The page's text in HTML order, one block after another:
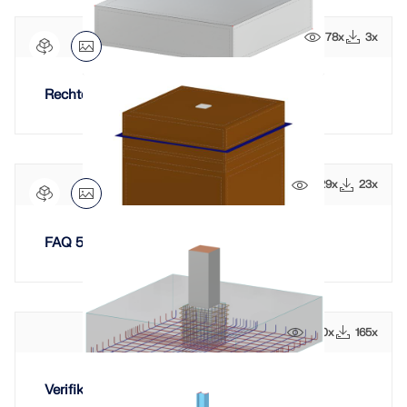
LASTZONEN PRÜFEN
Überholte Produkte
78x 3x
Rechteckiges Fundament mit Ausmitte
229x 23x
FAQ 5723 | Grundwasserabsenkung
570x 165x
Verifikationsbeispiel 1035 | Blockfundament